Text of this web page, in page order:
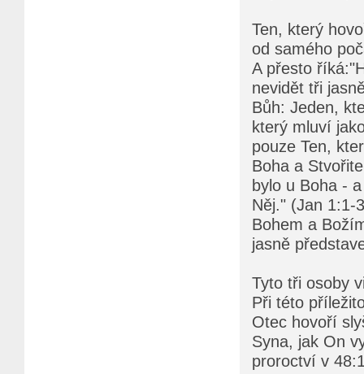
Ten, který
od samého
A přesto
nevidět tři
Bůh: Jeden,
který mluví
pouze Ten,
Boha a
bylo u Boha -
Něj." (Jan 1:1-
Bohem a
jasně
Tyto tři osoby
Při této
Otec hovoří
Syna, jak On
proroctví v